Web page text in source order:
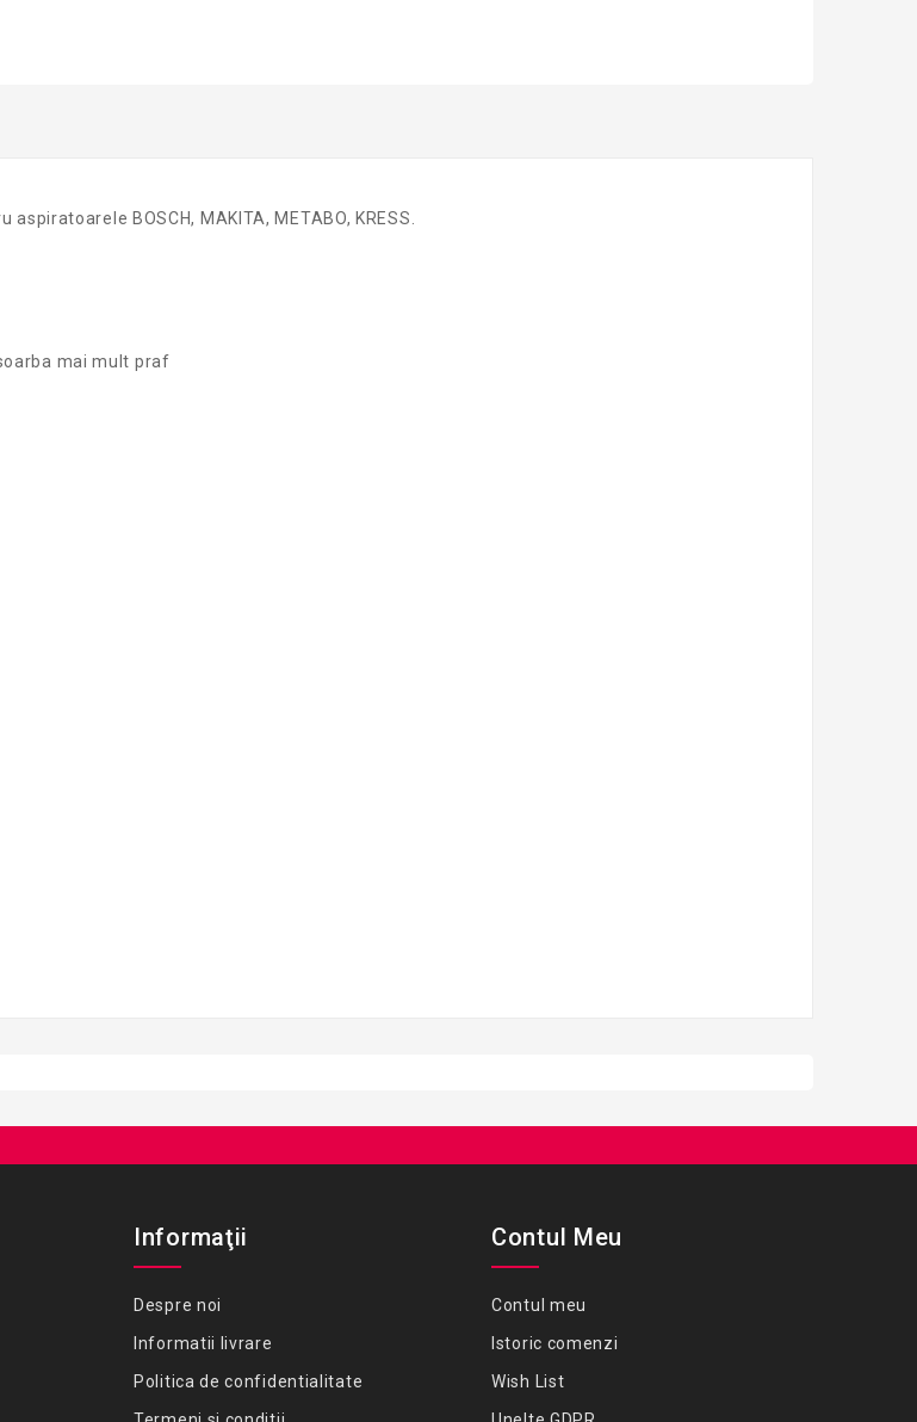
BOSCH, MAKITA, METABO, KRESS.
mai mult praf
Informaţii
Despre noi
Informatii livrare
Politica de confidentialitate
Contul Meu
Contul meu
Istoric comenzi
Wish List